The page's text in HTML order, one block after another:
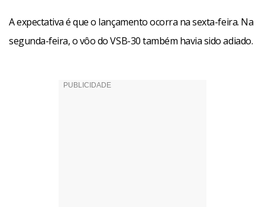
A expectativa é que o lançamento ocorra na sexta-feira. Na
segunda-feira, o vôo do VSB-30 também havia sido adiado.